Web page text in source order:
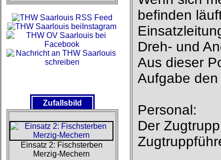
Zufallsbild
Einsatz 2: Fischsterben
Merzig-Mechern
befinden
Dreh- und
Aus dieser
Aufgabe
Personal:
Der